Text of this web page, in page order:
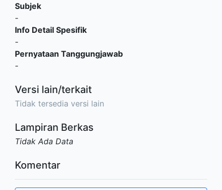
Subjek
-
Info Detail Spesifik
-
Pernyataan Tanggungjawab
-
Versi lain/terkait
Tidak tersedia versi lain
Lampiran Berkas
Tidak Ada Data
Komentar